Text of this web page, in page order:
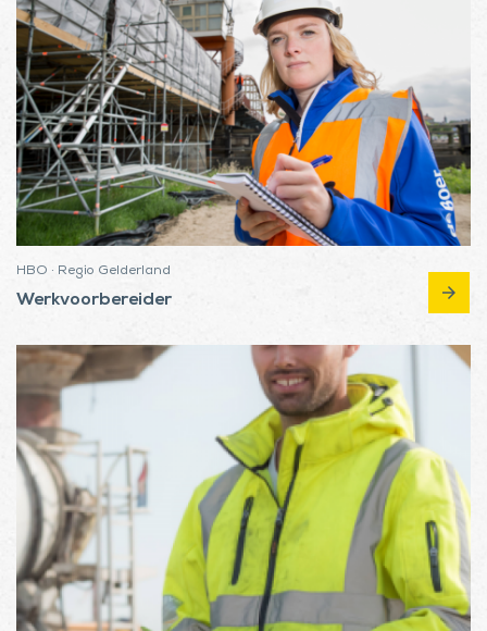
HBO · Regio Gelderland
Werkvoorbereider arrow_forward